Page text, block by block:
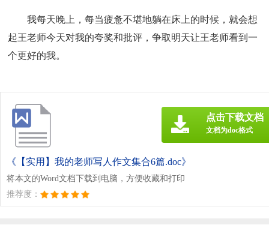
我每天晚上，每当疲惫不堪地躺在床上的时候，就会想
起王老师今天对我的夸奖和批评，争取明天让王老师看到一
个更好的我。
《【实用】我的老师写人作文集合6篇.doc》
将本文的Word文档下载到电脑，方便收藏和打印
推荐度：
点击下载文档
文档为doc格式